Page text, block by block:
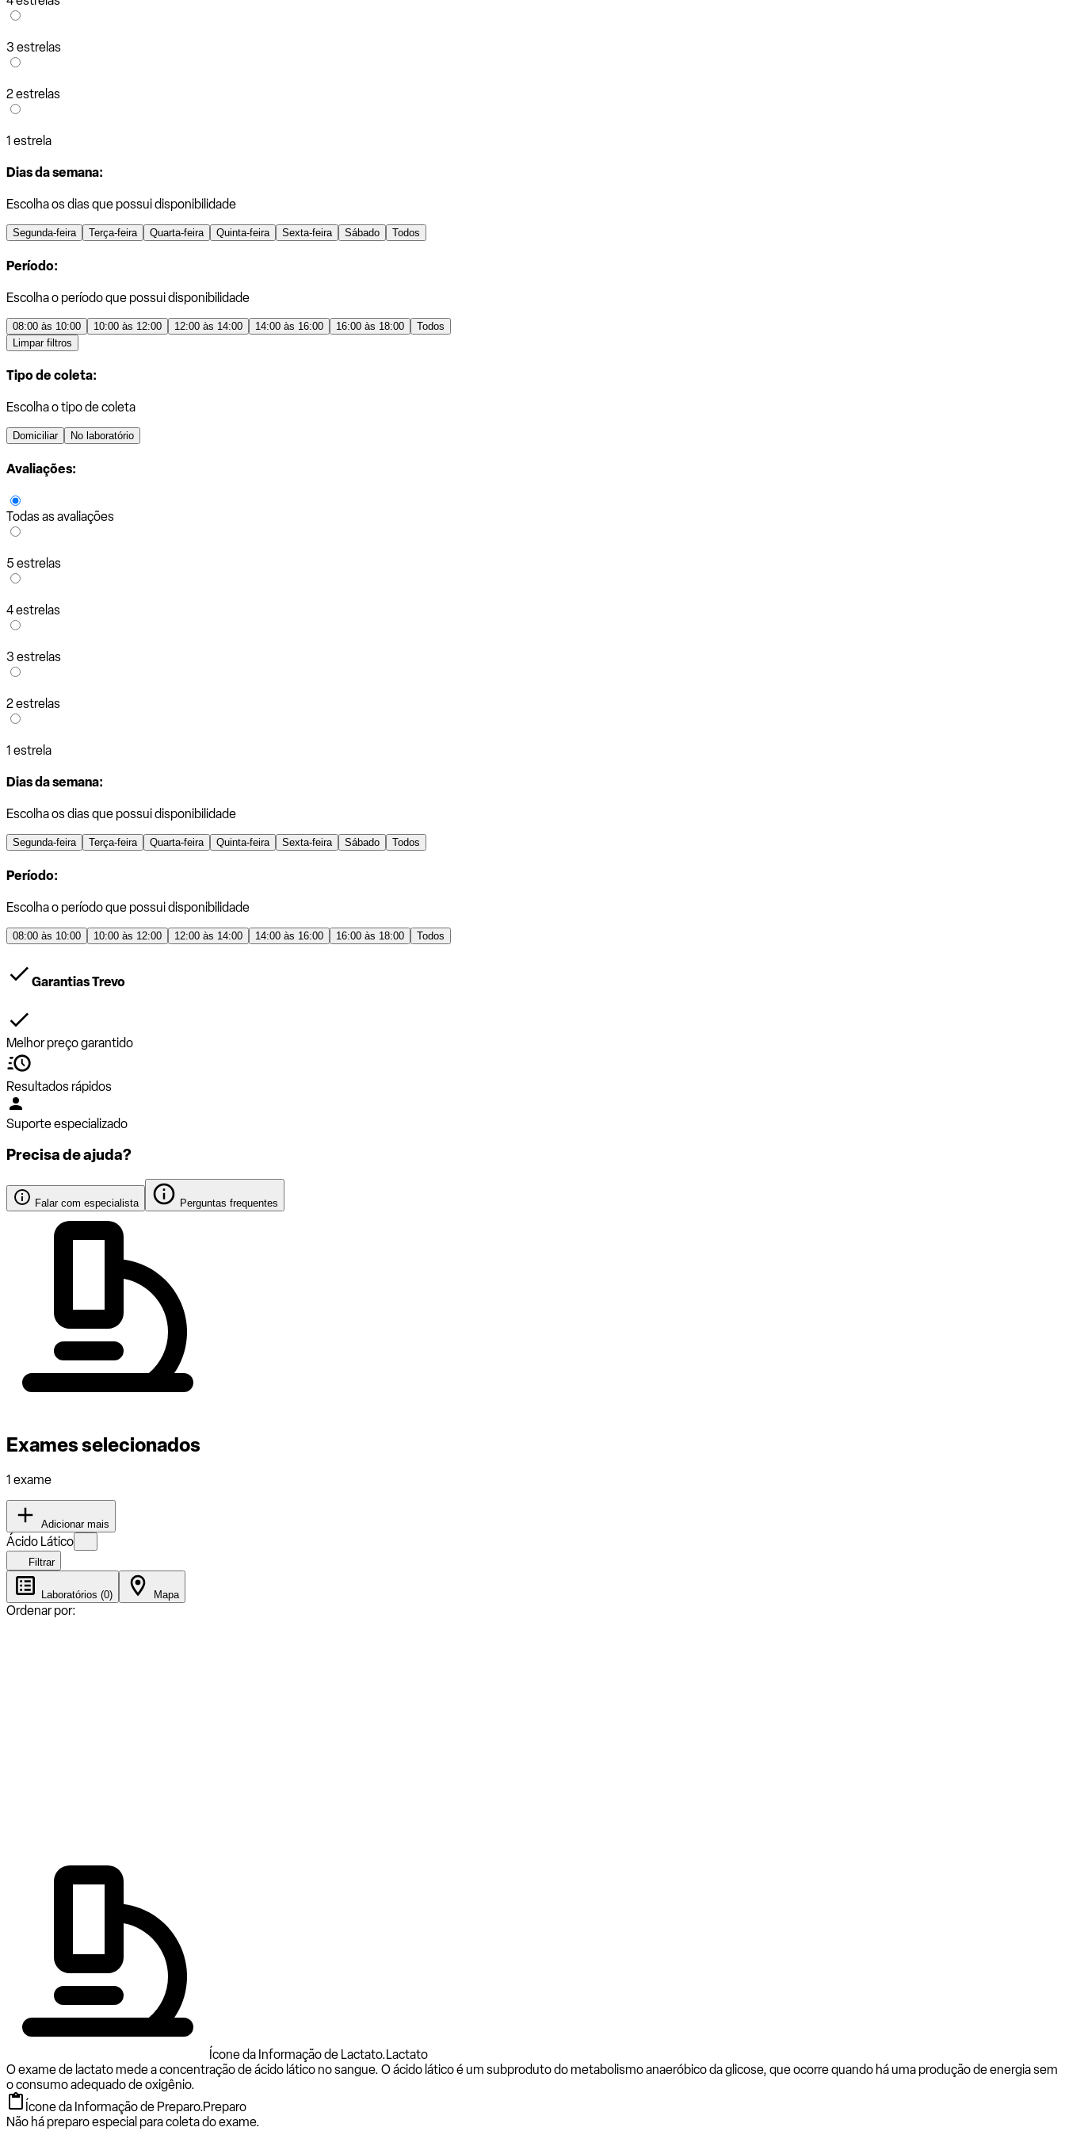
3 estrelas
2 estrelas
1 estrela
Dias da semana:
Escolha os dias que possui disponibilidade
Segunda-feira Terça-feira Quarta-feira Quinta-feira Sexta-feira Sábado Todos
Período:
Escolha o período que possui disponibilidade
08:00 às 10:00 10:00 às 12:00 12:00 às 14:00 14:00 às 16:00 16:00 às 18:00
Todos
Limpar filtros
Tipo de coleta:
Escolha o tipo de coleta
Domiciliar No laboratório
Avaliações:
Todas as avaliações
5 estrelas
4 estrelas
3 estrelas
2 estrelas
1 estrela
Dias da semana:
Escolha os dias que possui disponibilidade
Segunda-feira Terça-feira Quarta-feira Quinta-feira Sexta-feira Sábado Todos
Período:
Escolha o período que possui disponibilidade
08:00 às 10:00 10:00 às 12:00 12:00 às 14:00 14:00 às 16:00 16:00 às 18:00 Todos
Garantias Trevo
Melhor preço garantido
Resultados rápidos
Suporte especializado
Precisa de ajuda?
Falar com especialista Perguntas frequentes
Exames selecionados
1 exame
Adicionar mais
Ácido Lático
Filtrar
Laboratórios (0) Mapa
Ordenar por:
Ícone da Informação de Lactato.Lactato
O exame de lactato mede a concentração de ácido lático no sangue. O ácido lático é um subproduto do metabolismo anaeróbico da glicose, que ocorre quando há uma produção de energia sem
o consumo adequado de oxigênio.
Ícone da Informação de Preparo.Preparo
Não há preparo especial para coleta do exame.